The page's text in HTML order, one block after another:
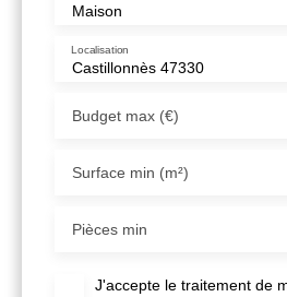
Maison
Castillonnès 47330
Localisation
Budget max (€)
Surface min (m²)
Pièces min
J'accepte le traitement de